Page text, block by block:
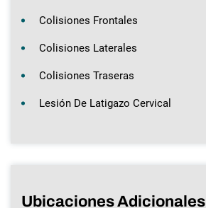
Colisiones Frontales
Colisiones Laterales
Colisiones Traseras
Lesión De Latigazo Cervical
Ubicaciones Adicionales